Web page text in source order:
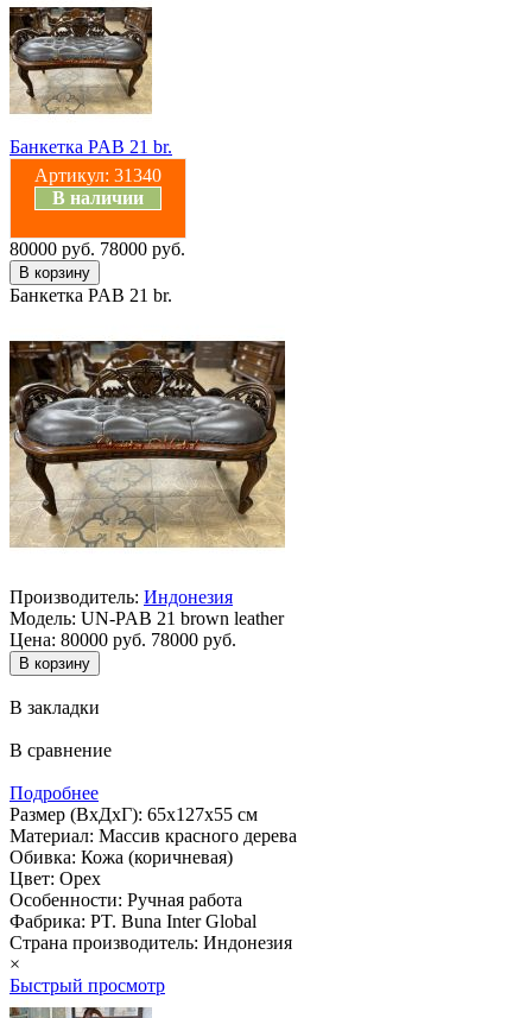
Банкетка PAB 21 br.
Артикул: 31340
В наличии
80000 руб. 78000 руб.
Банкетка PAB 21 br.
Производитель: Индонезия
Модель: UN-PAB 21 brown leather
Цена: 80000 руб. 78000 руб.
В закладки
В сравнение
Подробнее
Размер (ВхДхГ): 65х127х55 см
Материал: Массив красного дерева
Обивка: Кожа (коричневая)
Цвет: Орех
Особенности: Ручная работа
Фабрика: PT. Buna Inter Global
Страна производитель: Индонезия
×
Быстрый просмотр